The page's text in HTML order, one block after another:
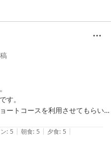
ートもあり、家族でのプレー、宿
た同じコースで来ようと思ってい
す。
ートコースを利用させてもらいま
足でした。
: 5 | 朝食: 5 | 夕食: 5 |